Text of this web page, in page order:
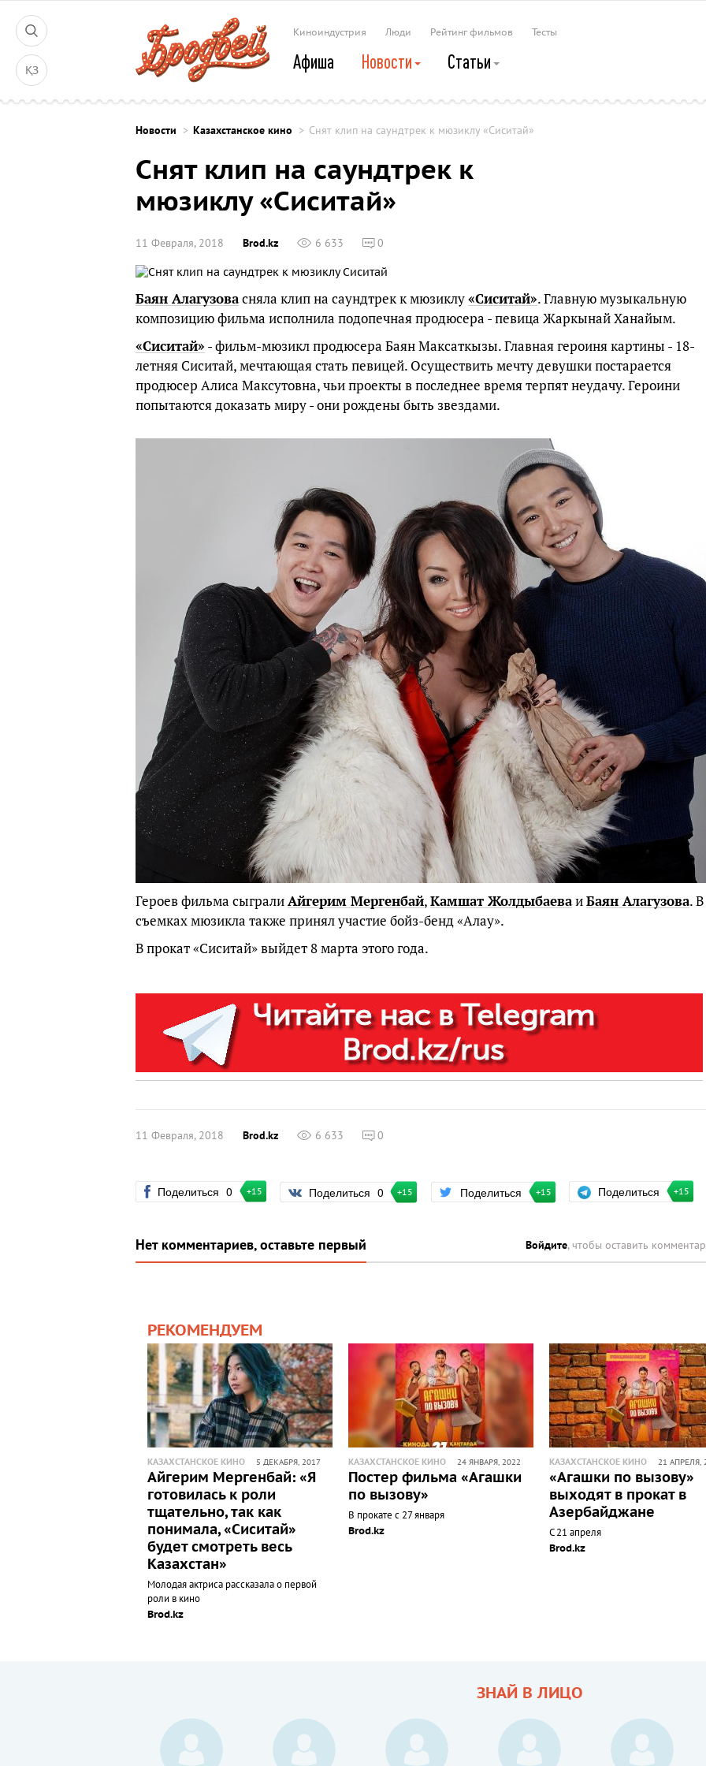
ҚЗ
Киноиндустрия Люди Рейтинг фильмов Тесты
Афиша Новости Статьи
Новости Казахстанское кино Снят клип на саундтрек к мюзиклу «Сиситай»
Снят клип на саундтрек к
мюзиклу «Сиситай»
11 Февраля, 2018 Brod.kz 6 633 0
Баян Алагузовасняла клип на саундтрек к мюзиклу«Сиситай». Главную музыкальную
композицию фильма исполнила подопечная продюсера - певица Жаркынай Ханайым.
«Сиситай» - фильм-мюзикл продюсера Баян Максаткызы. Главная героиня картины - 18-
летняя Сиситай, мечтающая стать певицей. Осуществить мечту девушки постарается
продюсер Алиса Максутовна, чьи проекты в последнее время терпят неудачу. Героини
попытаются доказать миру - они рождены быть звездами.
Героев фильма сыгралиАйгерим Мергенбай,Камшат ЖолдыбаеваиБаян Алагузова. В
съемках мюзикла также принял участие бойз-бенд «Алау».
В прокат «Сиситай» выйдет 8 марта этого года.
11 Февраля, 2018 Brod.kz 6 633 0
Поделиться 0 +15 Поделиться 0 +15 Поделиться +15 Поделиться +15
Нет комментариев, оставьте первый Войдите, чтобы оставить
РЕКОМЕНДУЕМ
КАЗАХСТАНСКОЕ КИНО 5 ДЕКАБРЯ, 2017
Айгерим Мергенбай: «Я
готовилась к роли
тщательно, так как
понимала, «Сиситай»
будет смотреть весь
Казахстан»
Молодая актриса рассказала о первой
роли в кино
Brod.kz
КАЗАХСТАНСКОЕ КИНО 24 ЯНВАРЯ, 2022
Постер фильма «Агашки
по вызову»
В прокате с 27 января
Brod.kz
КАЗАХСТАНСКОЕ КИНО 21 АПРЕЛЯ,
«Агашки по вызову»
выходят в прокат в
Азербайджане
С 21 апреля
Brod.kz
ЗНАЙ В ЛИЦО